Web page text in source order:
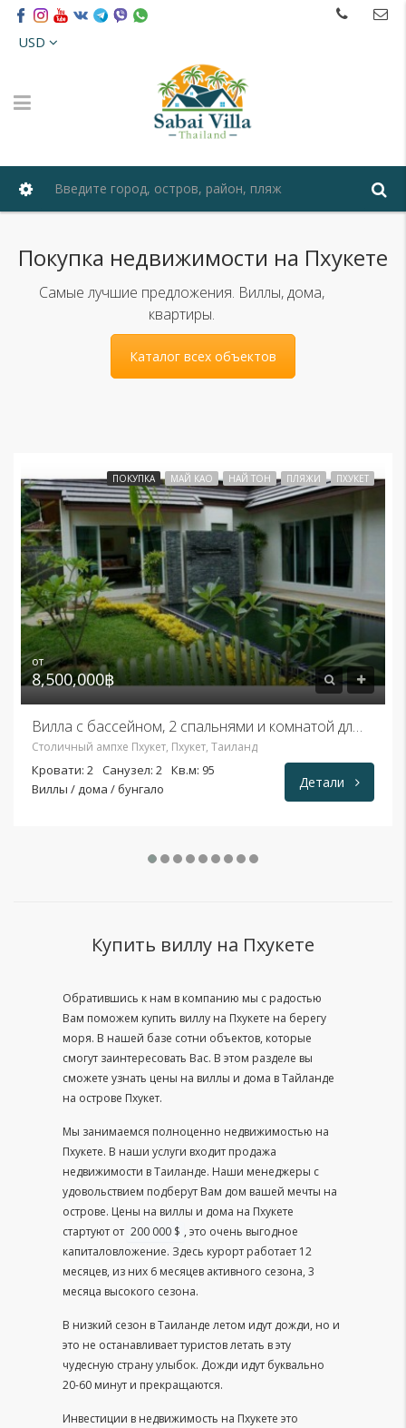
USD
Покупка недвижимости на Пхукете
Самые лучшие предложения. Виллы, дома,
квартиры.
Каталог всех объектов
ПОКУПКА МАЙ КАО НАЙ ТОН ПЛЯЖИ ПХУКЕТ
от
8,500,000฿
Вилла с бассейном, 2 спальнями и комнатой для горничной
Столичный ампхе Пхукет, Пхукет, Таиланд
Кровати: 2 Санузел: 2 Кв.м: 95
Виллы / дома / бунгало
Детали
Купить виллу на Пхукете
Обратившись к нам в компанию мы с радостью
Вам поможем купить виллу на Пхукете на берегу
моря. В нашей базе сотни объектов, которые
смогут заинтересовать Вас. В этом разделе вы
сможете узнать цены на виллы и дома в Тайланде
на острове Пхукет.
Мы занимаемся полноценно недвижимостью на
Пхукете. В наши услуги входит продажа
недвижимости в Таиланде. Наши менеджеры с
удовольствием подберут Вам дом вашей мечты на
острове. Цены на виллы и дома на Пхукете
стартуют от 200 000 $ , это очень выгодное
капиталовложение. Здесь курорт работает 12
месяцев, из них 6 месяцев активного сезона, 3
месяца высокого сезона.
В низкий сезон в Таиланде летом идут дожди, но и
это не останавливает туристов летать в эту
чудесную страну улыбок. Дожди идут буквально
20-60 минут и прекращаются.
Инвестиции в недвижимость на Пхукете это